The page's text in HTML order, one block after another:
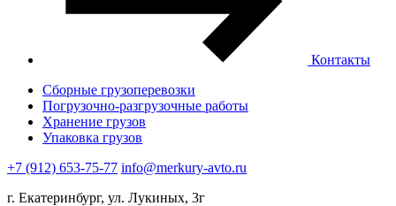
Контакты
Сборные грузоперевозки
Погрузочно-разгрузочные работы
Хранение грузов
Упаковка грузов
+7 (912) 653-75-77 info@merkury-avto.ru
г. Екатеринбург, ул. Лукиных, 3г